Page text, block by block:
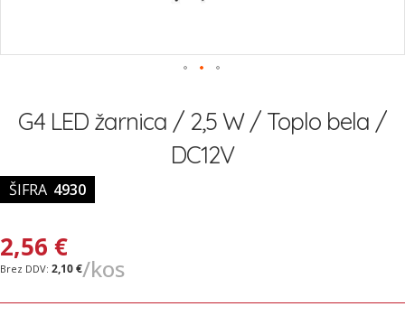
začetek
G4 LED žarnica / 2,5 W / Toplo bela /
DC12V
ŠIFRA 4930
2,56 €
2,10 €/kos